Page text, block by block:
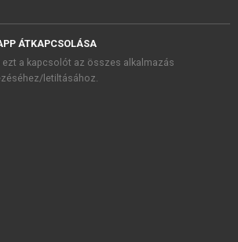
ÁTKAPCSOLÁSA
ezt a kapcsolót az összes alkalmazás
letiltásához.